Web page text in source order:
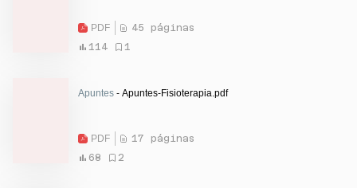
PDF
45 páginas
114
1
Apuntes - Apuntes-Fisioterapia.pdf
PDF
17 páginas
68
2